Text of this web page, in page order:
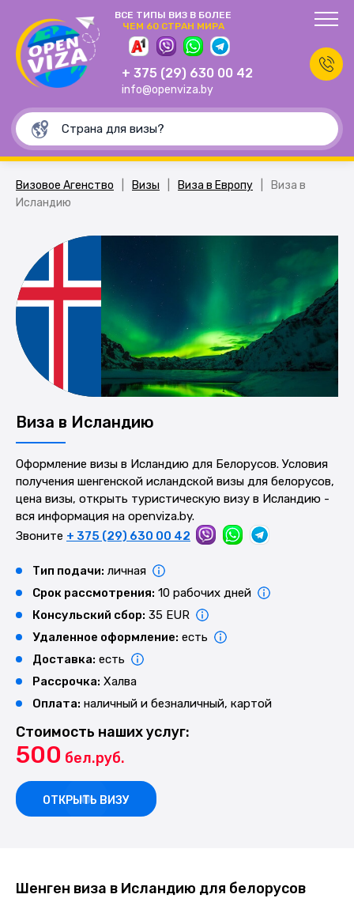
ВСЕ ТИПЫ ВИЗ В БОЛЕЕ
ЧЕМ 60 СТРАН МИРА
+ 375 (29) 630 00 42
info@openviza.by
Визовое Агенство Визы Виза в Европу
Виза в
Исландию
Виза в Исландию
Оформление визы в Исландию для Белорусов. Условия
получения шенгенской исландской визы для белорусов,
цена визы, открыть туристическую визу в Исландию -
вся информация на openviza.by.
Звоните + 375 (29) 630 00 42
Тип подачи: личная
Срок рассмотрения: 10 рабочих дней
Консульский сбор: 35 EUR
Удаленное оформление: есть
Доставка: есть
Рассрочка: Халва
Оплата: наличный и безналичный, картой
Стоимость наших услуг:
500 бел.руб.
ОТКРЫТЬ ВИЗУ
Шенген виза в Исландию для белорусов